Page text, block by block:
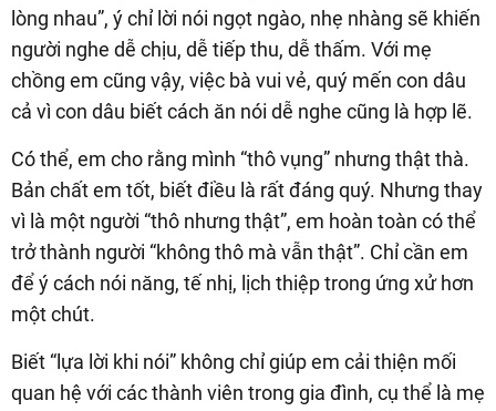
lòng nhau”, ý chỉ lời nói ngọt ngào, nhẹ nhàng sẽ khiến
người nghe dễ chịu, dễ tiếp thu, dễ thấm. Với mẹ
chồng em cũng vậy, việc bà vui vẻ, quý mến con dâu
cả vì con dâu biết cách ăn nói dễ nghe cũng là hợp lẽ.
Có thể, em cho rằng mình “thô vụng” nhưng thật thà.
Bản chất em tốt, biết điều là rất đáng quý. Nhưng thay
vì là một người “thô nhưng thật”, em hoàn toàn có thể
trở thành người “không thô mà vẫn thật”. Chỉ cần em
để ý cách nói năng, tế nhị, lịch thiệp trong ứng xử hơn
một chút.
Biết “lựa lời khi nói” không chỉ giúp em cải thiện mối
quan hệ với các thành viên trong gia đình, cụ thể là mẹ